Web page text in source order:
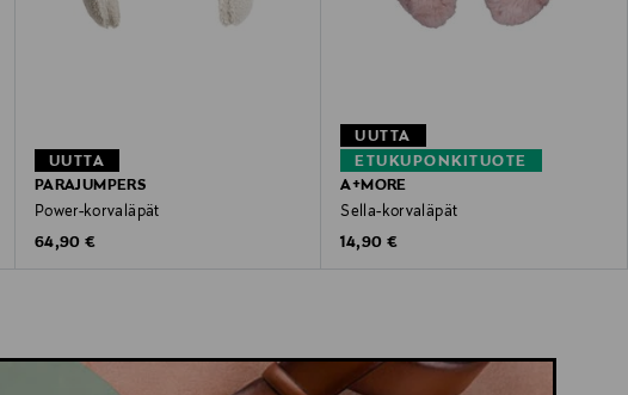
UUTTA
PARAJUMPERS
Power-korvaläpät
Original Price
64,90 €
ETUKUPONKITUOTE
UUTTA
A+MORE
Sella-korvaläpät
Original Price
14,90 €